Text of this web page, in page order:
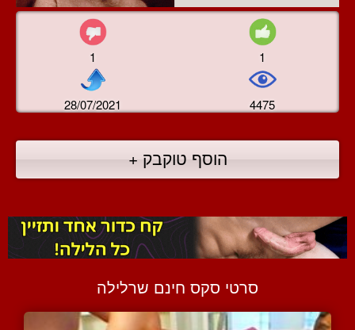
1 1
28/07/2021 4475
הוסף טוקבק +
סרטי סקס חינם שרלילה